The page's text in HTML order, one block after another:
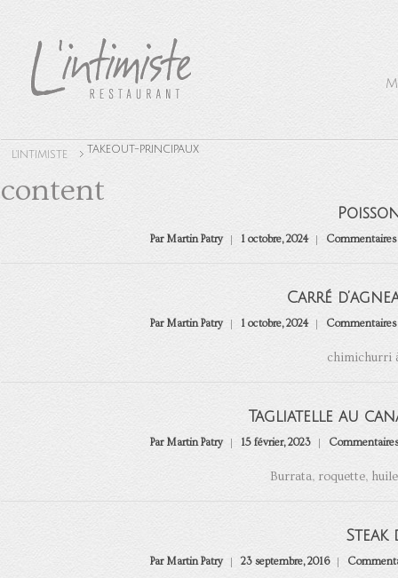
L'INTIMISTE TAKEOUT-PRINCIPAUX
content
Par Martin Patry 1 octobre, 2024 Commentaires
Carré
Par Martin Patry 1 octobre, 2024 Commentaires
chimichurri
Tagliatelle au
Par Martin Patry 15 février, 2023
Burrata, roquette,
Steak
Par Martin Patry 23 septembre, 2016